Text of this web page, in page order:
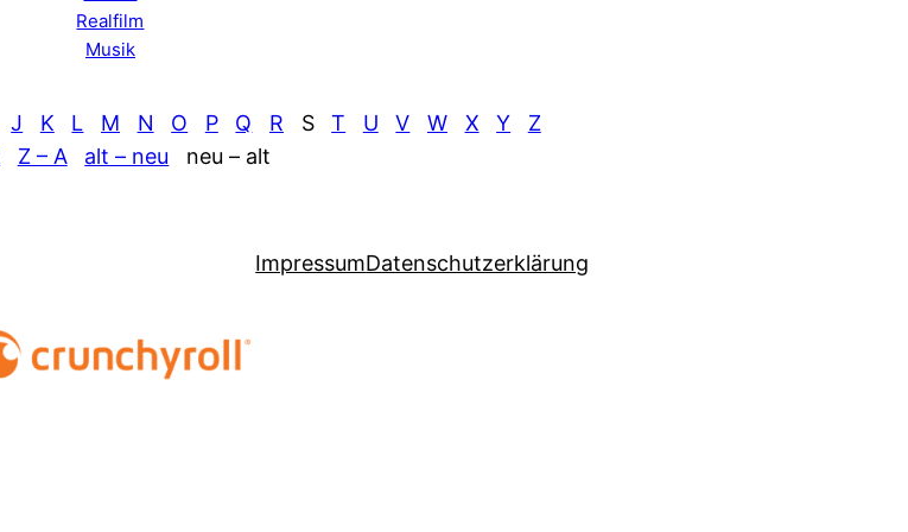
Realfilm
Musik
J K L M N O P Q R S T U V W X Y
Z
Z – A alt – neu
neu – alt
ImpressumDatenschutzerklärung